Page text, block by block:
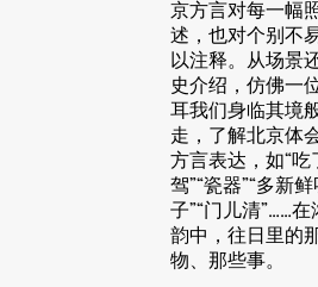
京方言对每一幅
述，也对个别不
以注释。从场景
史介绍，仿佛一
耳我们身临其境
走，了解北京体
方言表达，如“吃
驾”“瓷器”“多新
子”“门儿清”……
韵中，往日里的
物、那些事。